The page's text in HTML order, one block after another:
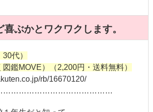
ぶかとワクワクします。
代）
鑑MOVE）（2,200円・送料無料）
rb/16670120/